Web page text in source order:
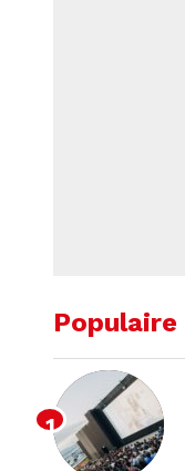
Populaire